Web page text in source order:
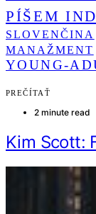
PÍŠEM
SLOVENČINA
MANAŽMENT
YOUNG-
PREČÍTAŤ
2 minute read
Kim Scott: